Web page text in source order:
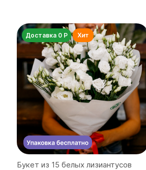
Доставка 0 Р
Букет из 15 белых лизиантусов